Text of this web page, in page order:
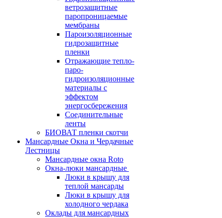
ветрозащитные
паропроницаемые
мембраны
Пароизоляционные
гидрозащитные
пленки
Отражающие тепло-
паро-
гидроизоляционные
материалы с
эффектом
энергосбережения
Соединительные
ленты
БИОВАТ пленки скотчи
Мансардные Окна и Чердачные
Лестницы
Мансардные окна Roto
Окна-люки мансардные
Люки в крышу для
теплой мансарды
Люки в крышу для
холодного чердака
Оклады для мансардных